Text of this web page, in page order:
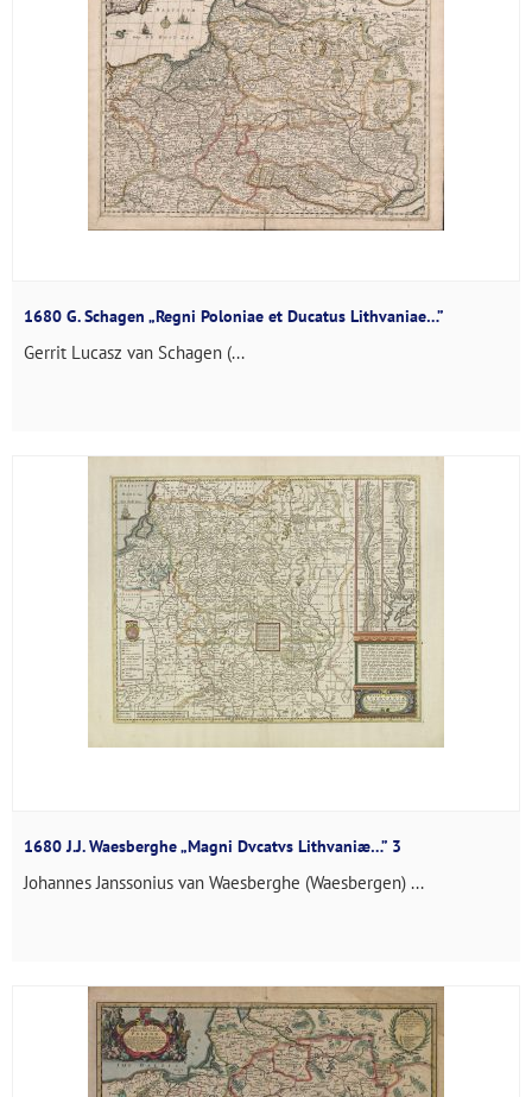
1680 G. Schagen „Regni Poloniae et Ducatus Lithvaniae…”
Gerrit Lucasz van Schagen (...
1680 J.J. Waesberghe „Magni Dvcatvs Lithvaniæ…” 3
Johannes Janssonius van Waesberghe (Waesbergen) ...